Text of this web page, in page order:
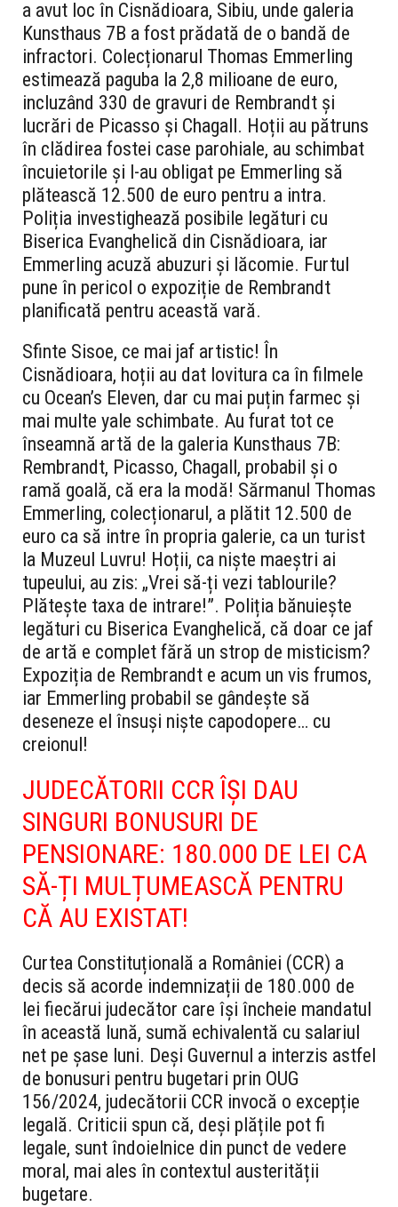
a avut loc în Cisnădioara, Sibiu, unde galeria
Kunsthaus 7B a fost prădată de o bandă de
infractori. Colecționarul Thomas Emmerling
estimează paguba la 2,8 milioane de euro,
incluzând 330 de gravuri de Rembrandt și
lucrări de Picasso și Chagall. Hoții au pătruns
în clădirea fostei case parohiale, au schimbat
încuietorile și l-au obligat pe Emmerling să
plătească 12.500 de euro pentru a intra.
Poliția investighează posibile legături cu
Biserica Evanghelică din Cisnădioara, iar
Emmerling acuză abuzuri și lăcomie. Furtul
pune în pericol o expoziție de Rembrandt
planificată pentru această vară.
Sfinte Sisoe, ce mai jaf artistic! În
Cisnădioara, hoții au dat lovitura ca în filmele
cu Ocean’s Eleven, dar cu mai puțin farmec și
mai multe yale schimbate. Au furat tot ce
înseamnă artă de la galeria Kunsthaus 7B:
Rembrandt, Picasso, Chagall, probabil și o
ramă goală, că era la modă! Sărmanul Thomas
Emmerling, colecționarul, a plătit 12.500 de
euro ca să intre în propria galerie, ca un turist
la Muzeul Luvru! Hoții, ca niște maeștri ai
tupeului, au zis: „Vrei să-ți vezi tablourile?
Plătește taxa de intrare!”. Poliția bănuiește
legături cu Biserica Evanghelică, că doar ce jaf
de artă e complet fără un strop de misticism?
Expoziția de Rembrandt e acum un vis frumos,
iar Emmerling probabil se gândește să
deseneze el însuși niște capodopere… cu
creionul!
JUDECĂTORII CCR ÎȘI DAU
SINGURI BONUSURI DE
PENSIONARE: 180.000 DE LEI CA
SĂ-ȚI MULȚUMEASCĂ PENTRU
CĂ AU EXISTAT!
Curtea Constituțională a României (CCR) a
decis să acorde indemnizații de 180.000 de
lei fiecărui judecător care își încheie mandatul
în această lună, sumă echivalentă cu salariul
net pe șase luni. Deși Guvernul a interzis astfel
de bonusuri pentru bugetari prin OUG
156/2024, judecătorii CCR invocă o excepție
legală. Criticii spun că, deși plățile pot fi
legale, sunt îndoielnice din punct de vedere
moral, mai ales în contextul austerității
bugetare.